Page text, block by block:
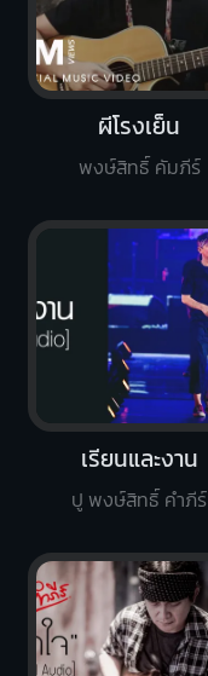
ผีโรงเย็น
พงษ์สิทธิ์ คัมภีร์
เรียนและงาน
ปู พงษ์สิทธิ์ คำภีร์